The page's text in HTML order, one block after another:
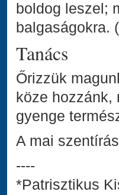
boldog leszel;
balgaságokra.
Tanács
Őrizzük
köze hozzánk,
gyenge
A mai
----
*Patrisztikus